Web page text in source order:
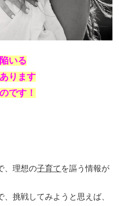
いる
ります
です！
、理想の子育て を謳う情報が
挑戦してみようと思えば、